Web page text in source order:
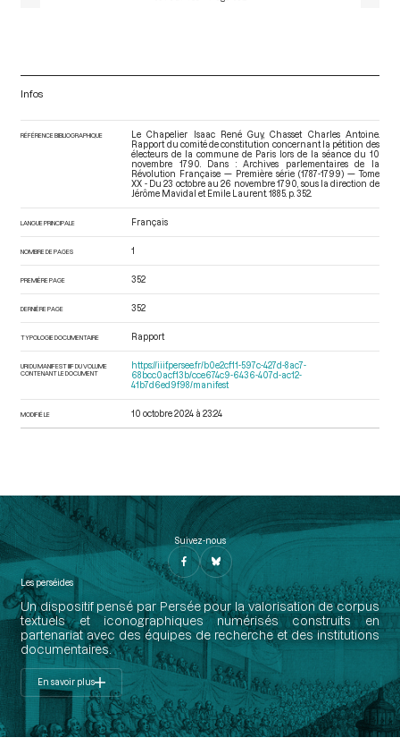
Infos
RÉFÉRENCE BIBLIOGRAPHIQUE
Le Chapelier Isaac René Guy, Chasset Charles Antoine.
Rapport du comité de constitution concernant la pétition des
électeurs de la commune de Paris lors de la séance du 10
novembre 1790. Dans : Archives parlementaires de la
Révolution Française — Première série (1787-1799) — Tome
XX - Du 23 octobre au 26 novembre 1790 , sous la direction de
Jérôme Mavidal et Emile Laurent. 1885. p. 352.
LANGUE PRINCIPALE Français
NOMBRE DE PAGES 1
PREMIÈRE PAGE 352
DERNIÈRE PAGE 352
TYPOLOGIE DOCUMENTAIRE Rapport
URI DU MANIFEST IIIF DU VOLUME
CONTENANT LE DOCUMENT
https://iiif.persee.fr/b0e2cf11-597c-427d-8ac7-
68bcc0acf13b/cce674c9-6436-407d-ac12-
41b7d6ed9f98/manifest
MODIFIÉ LE 10 octobre 2024 à 23:24
Suivez-nous
Les perséides
Un dispositif pensé par Persée pour la valorisation de corpus
textuels et iconographiques numérisés construits en
partenariat avec des équipes de recherche et des institutions
documentaires.
En savoir plus